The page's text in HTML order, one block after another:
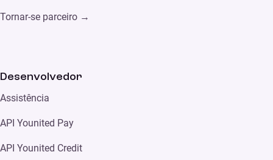
Tornar-se parceiro →
Desenvolvedor
Assistência
API Younited Pay
API Younited Credit